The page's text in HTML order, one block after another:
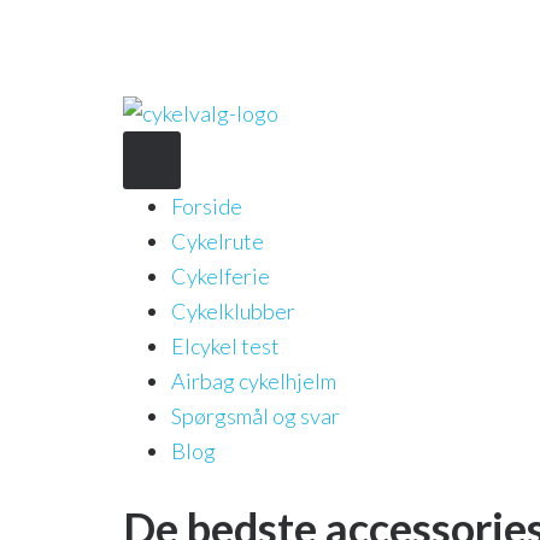
Forside
Cykelrute
Cykelferie
Cykelklubber
Elcykel test
Airbag cykelhjelm
Spørgsmål og svar
Blog
De bedste